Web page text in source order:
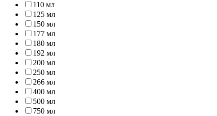
110 мл
125 мл
150 мл
177 мл
180 мл
192 мл
200 мл
250 мл
266 мл
400 мл
500 мл
750 мл